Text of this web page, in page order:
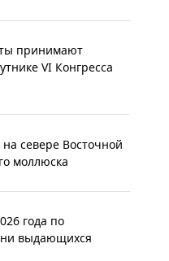
принимают
VI Конгресса
севере Восточной
моллюска
года по
выдающихся